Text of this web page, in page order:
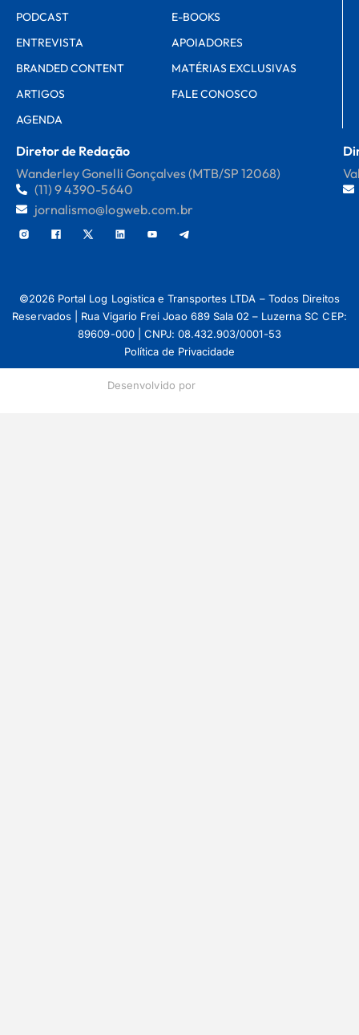
PODCAST
ENTREVISTA
BRANDED CONTENT
ARTIGOS
AGENDA
E-BOOKS
APOIADORES
MATÉRIAS EXCLUSIVAS
FALE CONOSCO
Diretor de Redação
Wanderley Gonelli Gonçalves (MTB/SP 12068)
(11) 9 4390-5640
jornalismo@logweb.com.br
©2026 Portal Log Logistica e Transportes LTDA – Todos Direitos
Reservados | Rua Vigario Frei Joao 689 Sala 02 – Luzerna SC CEP:
89609-000 | CNPJ: 08.432.903/0001-53
Política de Privacidade
Desenvolvido por